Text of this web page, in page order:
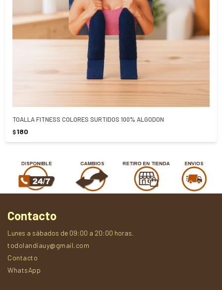
TOALLA FITNESS COLORES SURTIDOS 100% ALGODON
$180
Contacto
Lunes a sábados de 09:00 a 20:00 horas.
todolandiauy@gmail.com
Contacto
WhatsApp